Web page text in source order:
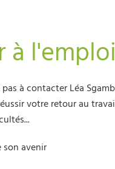
à l'emploi
à contacter Léa
votre retour au
avenir